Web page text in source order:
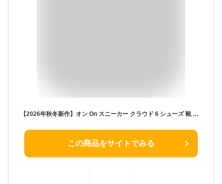
【2026年秋冬新作】オン On スニーカー クラウド 6 シューズ 靴 軽量 ローカット ゴム紐 ランニング 人気 通勤 旅行 おしゃれ カジュアル・CLOUD6-5142602(メンズ)(レディース)(A-3)
この商品をサイトでみる